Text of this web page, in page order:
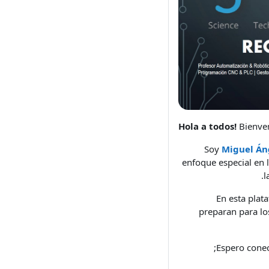
Soy Miguel
enfoque especial
En esta
preparan para